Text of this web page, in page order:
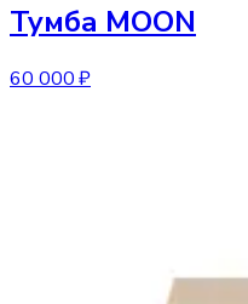
Тумба MOON
60 000 ₽